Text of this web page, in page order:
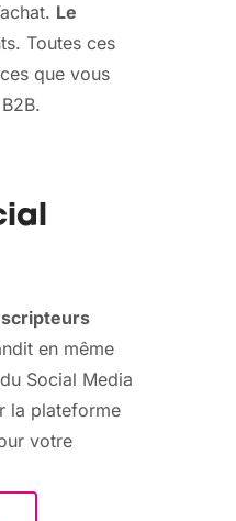
Le
Toutes ces
que vous
en même
Social Media
la plateforme
votre